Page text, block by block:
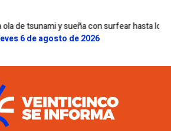
y sueña con surfear hasta los 100 años
6 de agosto de 2026